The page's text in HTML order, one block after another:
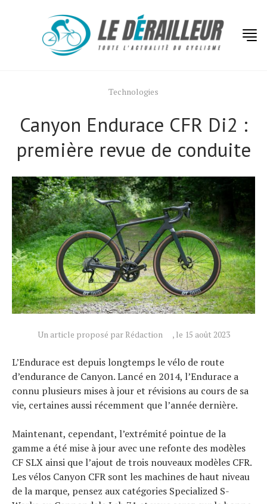
Technologies
Canyon Endurace CFR Di2 :
première revue de conduite
Un article proposé par Rédaction , le 15 août 2023
L’Endurace est depuis longtemps le vélo de route
d’endurance de Canyon. Lancé en 2014, l’Endurace a
connu plusieurs mises à jour et révisions au cours de sa
vie, certaines aussi récemment que l’année dernière.
Maintenant, cependant, l’extrémité pointue de la
gamme a été mise à jour avec une refonte des modèles
CF SLX ainsi que l’ajout de trois nouveaux modèles CFR.
Les vélos Canyon CFR sont les machines de haut niveau
de la marque, pensez aux catégories Specialized S-